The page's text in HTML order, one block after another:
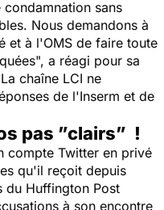
sans
Nous demandons à
et à l'OMS de faire toute
", a réagi pour sa
chaîne LCI ne
de l'Inserm et de
pas ”clairs” !
compte Twitter en privé
qu'il reçoit depuis
du Huffington Post
à son encontre